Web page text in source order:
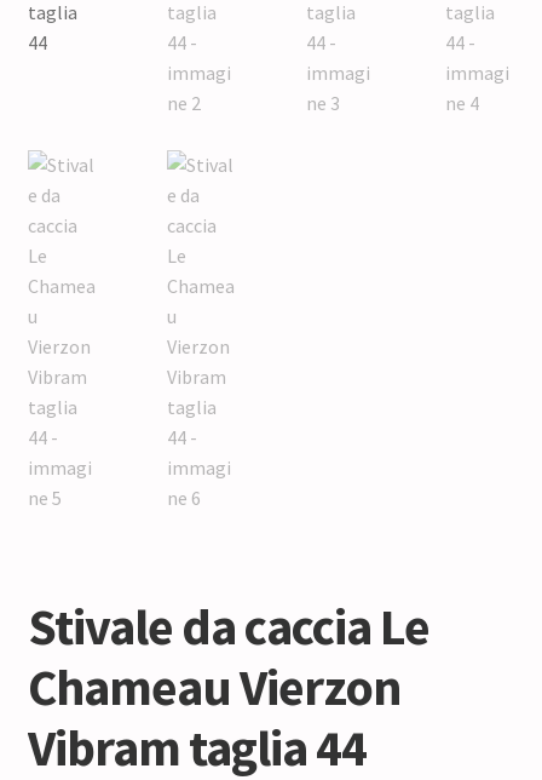
Stivale da caccia Le
Chameau Vierzon
Vibram taglia 44